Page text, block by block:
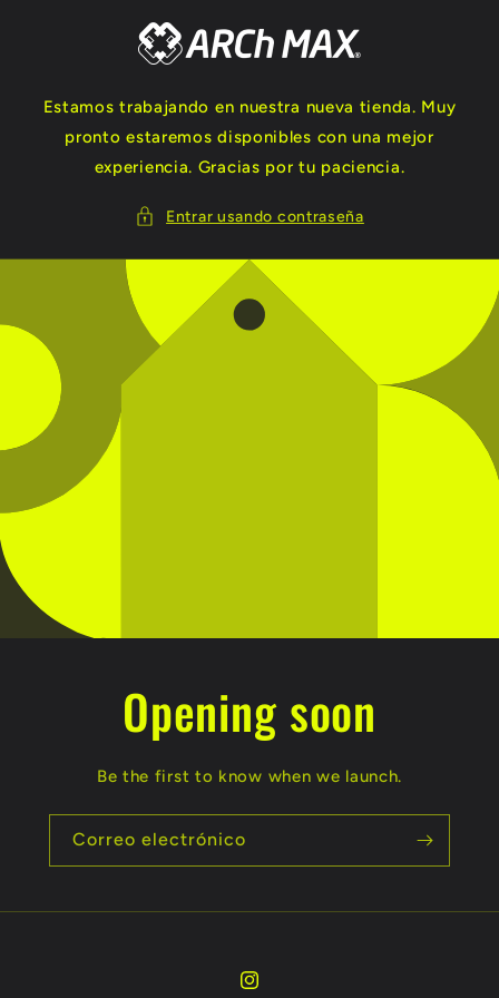
Estamos trabajando en nuestra nueva tienda. Muy
pronto estaremos disponibles con una mejor
experiencia. Gracias por tu paciencia.
Entrar usando contraseña
Opening soon
Be the first to know when we launch.
Correo electrónico
Instagram